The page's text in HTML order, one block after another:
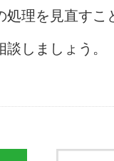
処理を見直すこ
しましょう。